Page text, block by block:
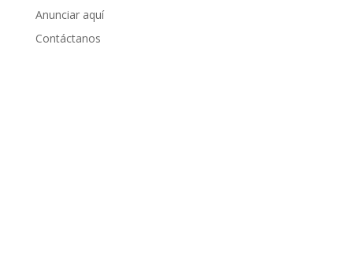
Anunciar aquí
Contáctanos